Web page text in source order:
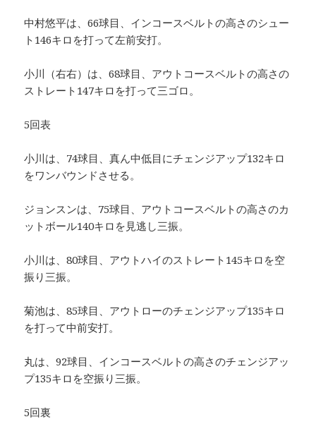
中村悠平は、66球目、インコースベルトの高さのシュー
ト146キロを打って左前安打。
小川（右右）は、68球目、アウトコースベルトの高さの
ストレート147キロを打って三ゴロ。
5回表
小川は、74球目、真ん中低目にチェンジアップ132キロ
をワンバウンドさせる。
ジョンスンは、75球目、アウトコースベルトの高さのカ
ットボール140キロを見逃し三振。
小川は、80球目、アウトハイのストレート145キロを空
振り三振。
菊池は、85球目、アウトローのチェンジアップ135キロ
を打って中前安打。
丸は、92球目、インコースベルトの高さのチェンジアッ
プ135キロを空振り三振。
5回裏